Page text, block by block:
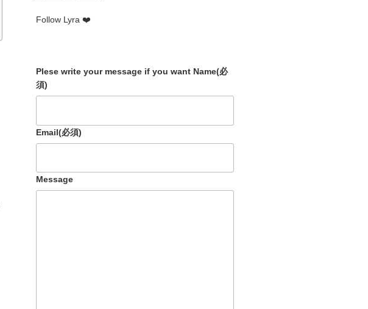
Follow Lyra ❤️
Plese write your message if you want Name(必
須)
Email(必須)
Message